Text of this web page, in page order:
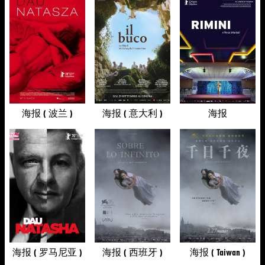
海报 ( 波兰 ) 海报 ( 意大利 ) 海报
海报 ( 罗马尼亚 ) 海报 ( 西班牙 ) 海报 ( Taiwan )